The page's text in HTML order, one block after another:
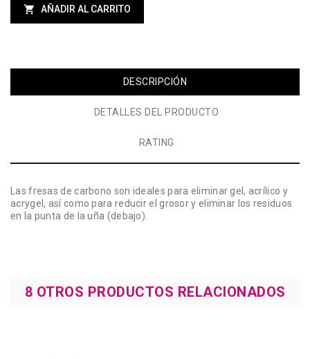
 AÑADIR AL CARRITO
DESCRIPCIÓN
DETALLES DEL PRODUCTO
RATING
Las fresas de carbono son ideales para eliminar gel, acrílico y
acrygel, así como para reducir el grosor y eliminar los residuos
en la punta de la uña (debajo).
8 OTROS PRODUCTOS RELACIONADOS